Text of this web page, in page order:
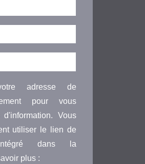
adresse de
pour vous
Vous
utiliser le lien de
intégré dans la
plus :